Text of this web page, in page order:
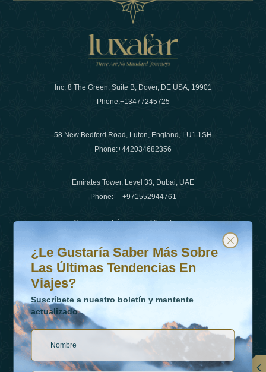
Inc. 8 The Green, Suite B, Dover, DE USA, 19901
Phone:+13477245725
58 New Bedford Road, Luton, England, LU1 1SH
Phone:+442034682356
Emirates Tower, Level 33, Dubai, UAE
Phone: +971552944761
Correo electrónico:info@luxafar.com
Número de WhatsApp
+442034682356
+971552944761
Vínculos
¿Le gustaría saber más sobre las últimas tendencias en
Suscríbete a nuestro boletín y mantente actualizado
¿Le Gustaría Saber Más Sobre
Las Últimas Tendencias En
Viajes?
Suscríbete a nuestro boletín y mantente
actualizado